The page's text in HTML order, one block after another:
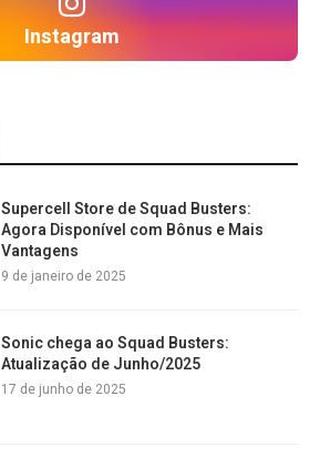
Instagram
Supercell Store de Squad Busters:
Agora Disponível com Bônus e Mais
Vantagens
9 de janeiro de 2025
Sonic chega ao Squad Busters:
Atualização de Junho/2025
17 de junho de 2025